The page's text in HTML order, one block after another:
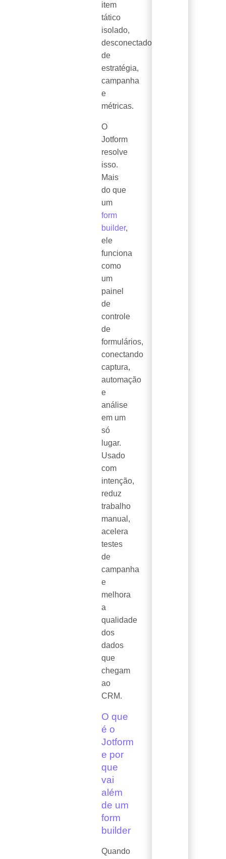
item
tático
isolado,
desconectado
de
estratégia,
campanha
e
métricas.
O
Jotform
resolve
isso.
Mais
do que
um
form
builder,
ele
funciona
como
um
painel
de
controle
de
formulários,
conectando
captura,
automação
e
análise
em um
só
lugar.
Usado
com
intenção,
reduz
trabalho
manual,
acelera
testes
de
campanha
e
melhora
a
qualidade
dos
dados
que
chegam
ao
CRM.
O que
é o
Jotform
e por
que
vai
além
de um
form
builder
Quando